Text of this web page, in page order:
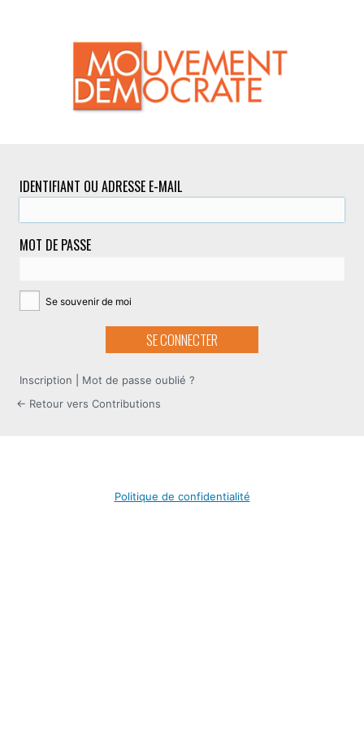
IDENTIFIANT OU ADRESSE E-MAIL
MOT DE PASSE
Se souvenir de moi
Inscription
Mot de passe oublié ?
← Retour vers Contributions
Politique de confidentialité